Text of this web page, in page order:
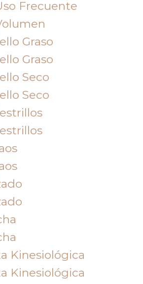
Frecuente
Graso
Graso
Seco
Seco
Kinesiológica
Kinesiológica